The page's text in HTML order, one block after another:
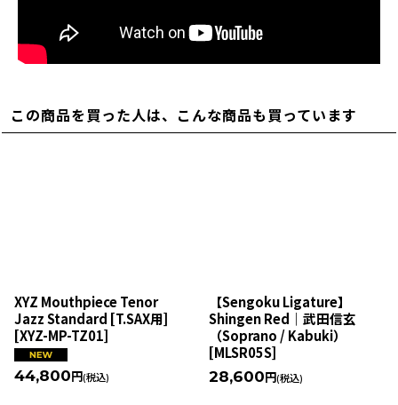
この商品を買った人は、こんな商品も買っています
XYZ Mouthpiece Tenor
Jazz Standard [T.SAX用]
[XYZ-MP-TZ01]
44,800円(税込)
【Sengoku Ligature】
Shingen Red｜武田信玄
（Soprano / Kabuki）
[MLSR05S]
28,600円(税込)